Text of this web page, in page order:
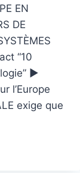
EN
DE
“10
►
l’Europe
exige que